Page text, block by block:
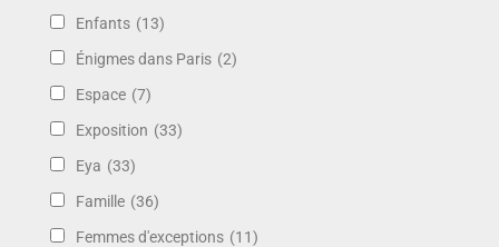
Enfants (13)
Énigmes dans Paris (2)
Espace (7)
Exposition (33)
Eya (33)
Famille (36)
Femmes d'exceptions (11)